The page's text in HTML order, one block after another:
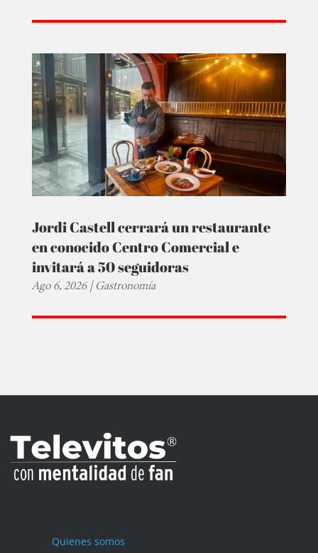
Jordi Castell cerrará un restaurante
en conocido Centro Comercial e
invitará a 50 seguidoras
Ago 6, 2026|Gastronomía
Quienes somos